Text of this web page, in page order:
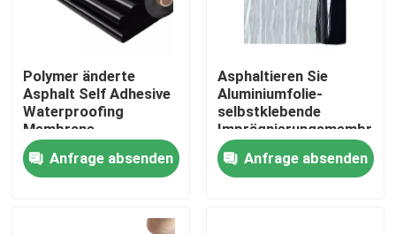
Nach Hause
Polymer änderte
Asphalt Self Adhesive
Waterproofing
Membrane
500N/50mm
Anfrage absenden
Asphaltieren Sie
Aluminiumfolie-
selbstklebende
Imprägnierungsmembran
15mm
Anfrage absenden